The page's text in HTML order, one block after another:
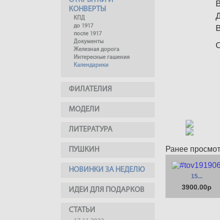
КОНВЕРТЫ
КПД
до 1917
после 1917
Документы
Железная дорога
Интересные гашения
Календарики
ФИЛАТЕЛИЯ
МОДЕЛИ
ЛИТЕРАТУРА
ПУШКИН
НОВИНКИ ЗА НЕДЕЛЮ
ИДЕИ ДЛЯ ПОДАРКОВ
СТАТЬИ
Ранее
15...
3900.00р